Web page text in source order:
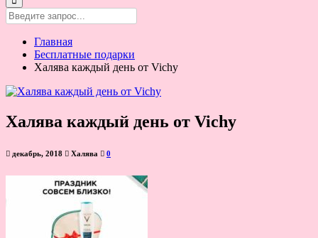
Главная
Бесплатные подарки
Халява каждый день от Vichy
Халява каждый день от Vichy
декабрь, 2018 Халява 0